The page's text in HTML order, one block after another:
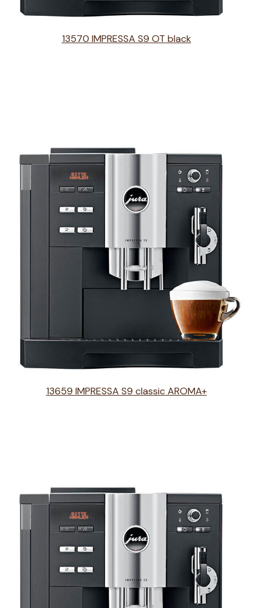
13570 IMPRESSA S9 OT black
13659 IMPRESSA S9 classic AROMA+